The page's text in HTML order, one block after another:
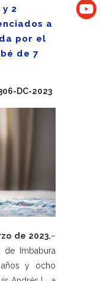
2
a
por el
de 7
DC-2023
de 2023.–
de Imbabura
y ocho